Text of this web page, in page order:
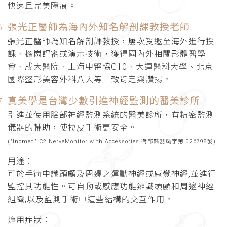
快速且完美隱痕。
張光正醫師為海內外知名解剖課教授老師
張光正醫師為知名解剖課教授，屢次受邀至海外進行授
課、擔崗評審或演示技術，獲得國內外相關形體醫學
會、成大醫院、上海中整協G10、大連醫科大學、北京
國際整形美容外科八大等一致肯定與讚揚。
真美學是台灣少數引進神經監測的醫美診所
引進並使用臉部神經監測系統的醫美診所，有精密監測
儀器的輔助，使拉皮手術更安全。
("Inomed" C2 NerveMonitor with Accessories 衛部醫器輸字第 026798號)
用途：
可於手術中識頭顱及周邊之運動神經或感覺神經,並進行
監控其功能性。可自動或感應功能辨識頭顱和周邊神經
組織,以及監測手術中這些結構的交互作用。
適用症狀：